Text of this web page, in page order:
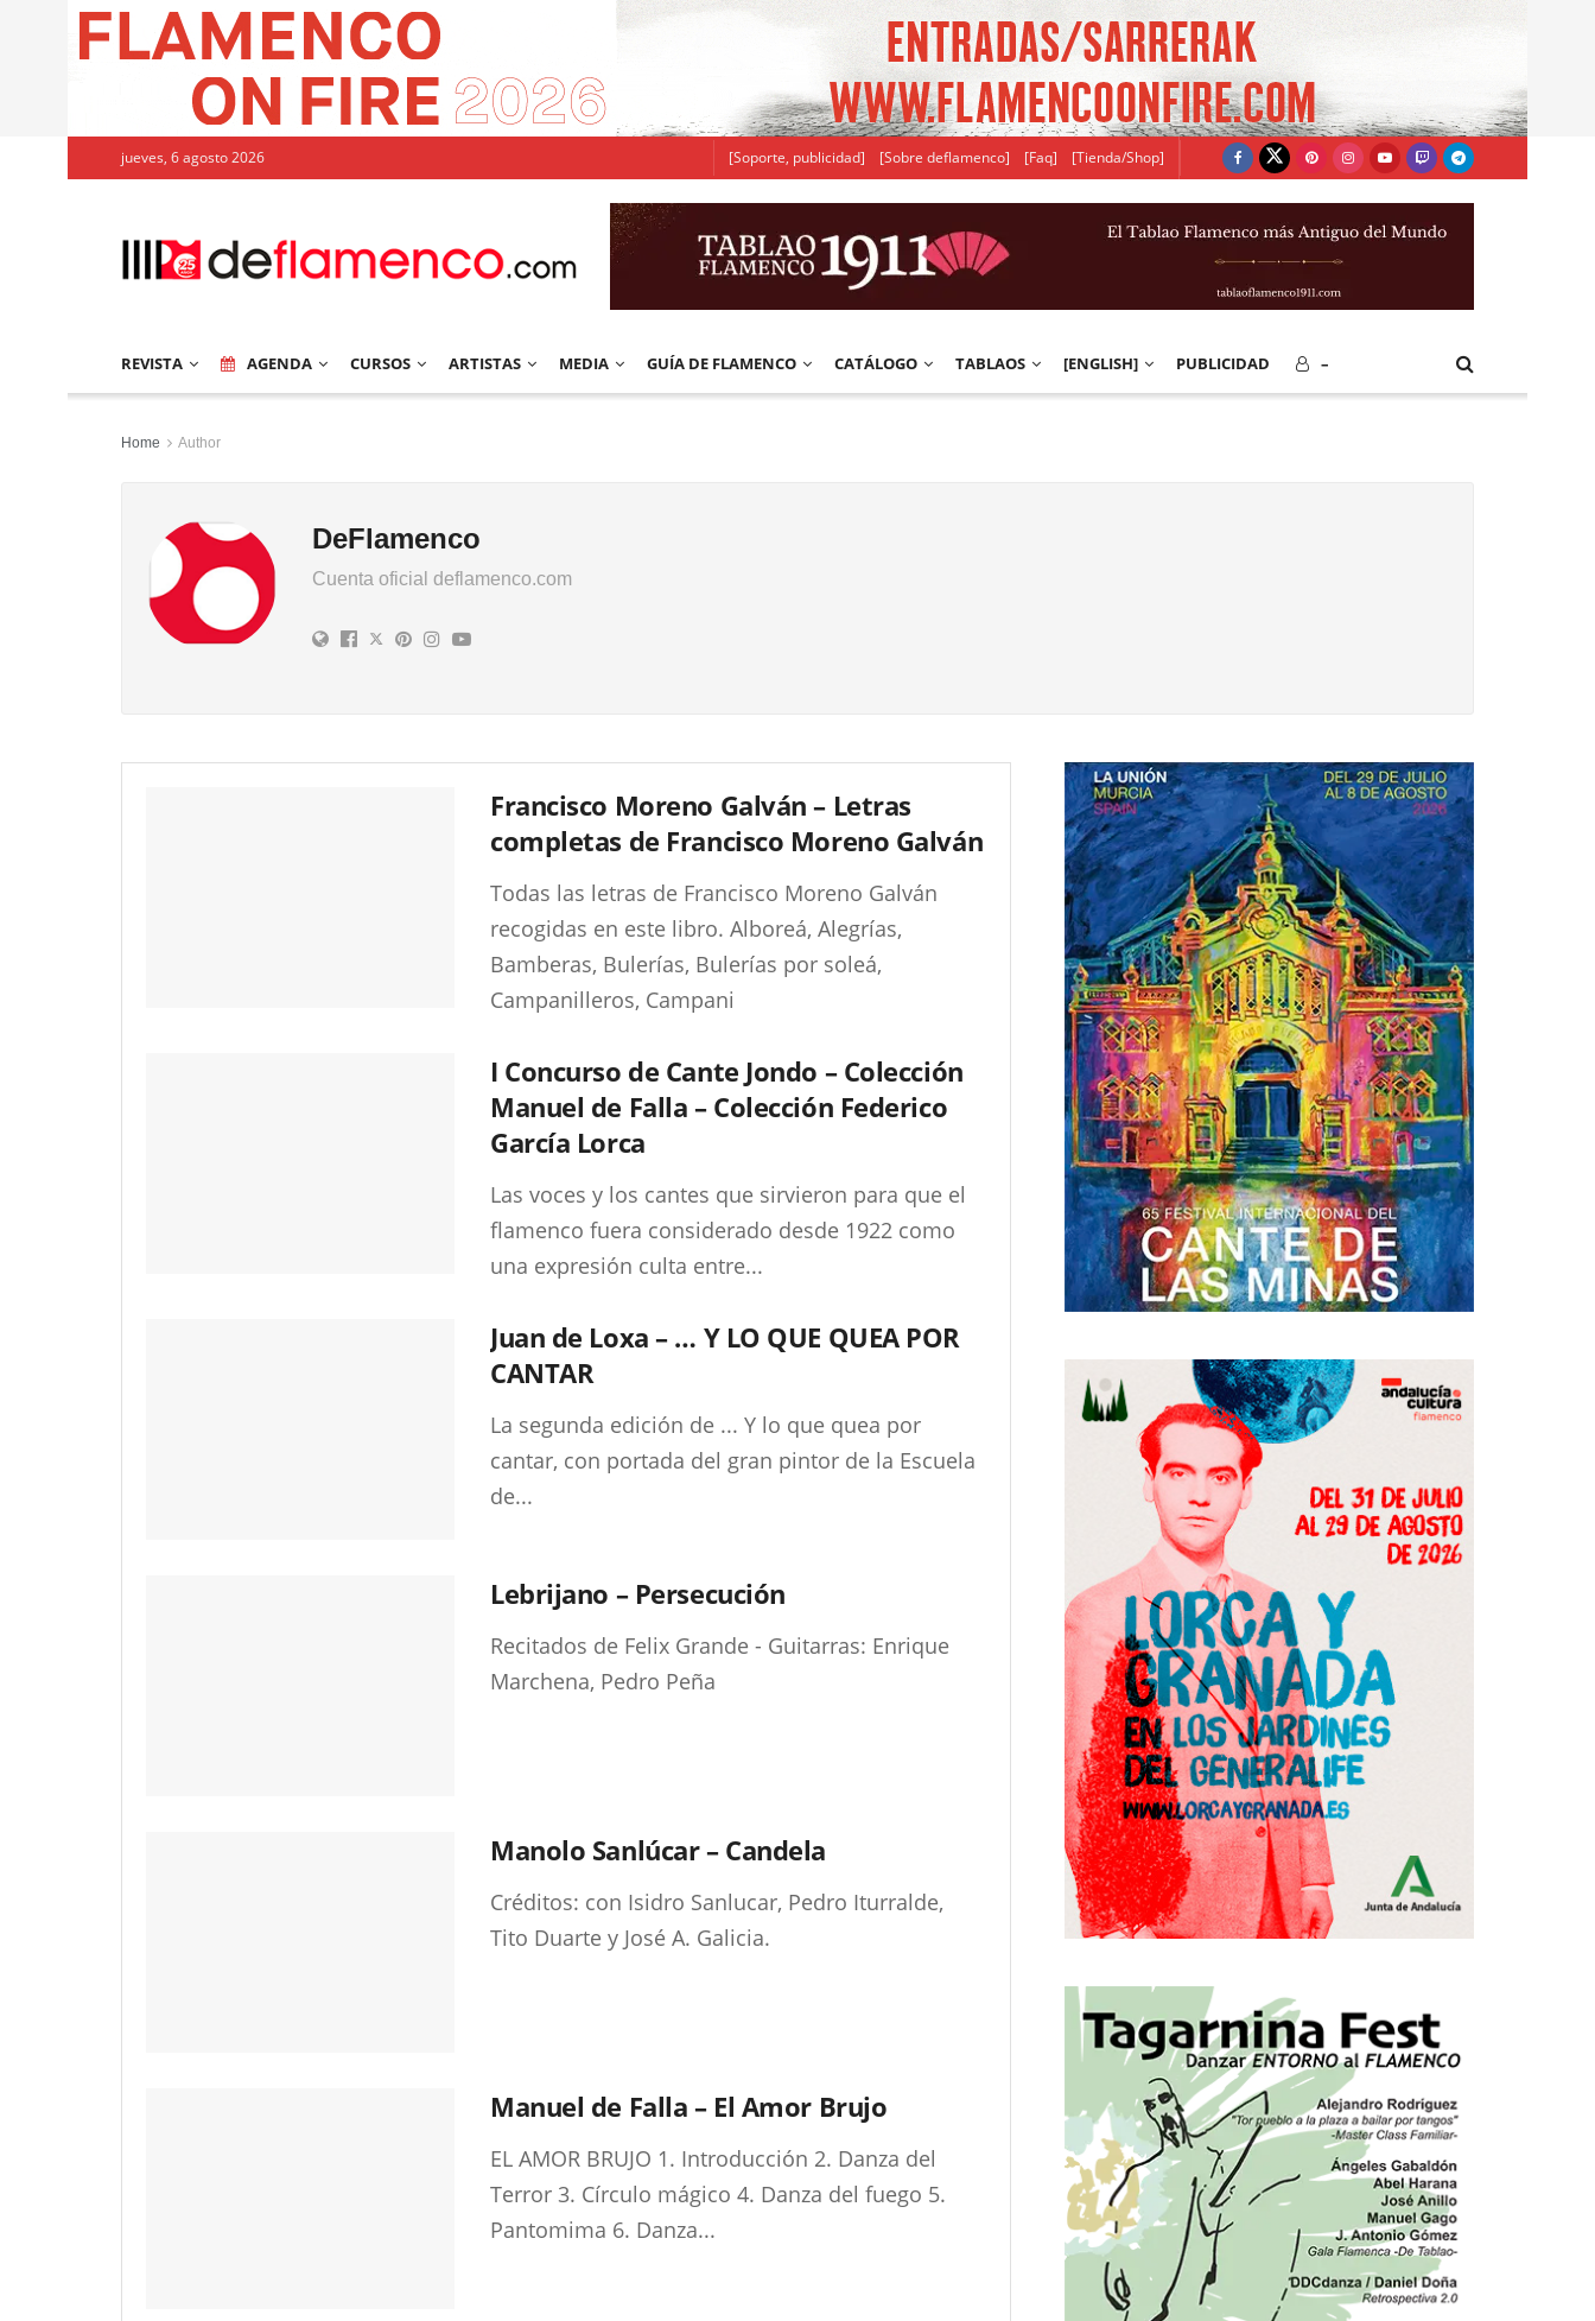
jueves, 6 agosto 2026 [Soporte, publicidad] [Sobre deflamenco] [Faq] [Tienda/Shop]
REVISTA AGENDA CURSOS ARTISTAS MEDIA GUÍA DE FLAMENCO CATÁLOGO TABLAOS [ENGLISH] PUBLICIDAD –
Home Author
DeFlamenco
Cuenta oficial deflamenco.com
Francisco Moreno Galván – Letras
completas de Francisco Moreno Galván
Todas las letras de Francisco Moreno Galván
recogidas en este libro. Alboreá, Alegrías,
Bamberas, Bulerías, Bulerías por soleá,
Campanilleros, Campani
I Concurso de Cante Jondo – Colección
Manuel de Falla – Colección Federico
García Lorca
Las voces y los cantes que sirvieron para que el
flamenco fuera considerado desde 1922 como
una expresión culta entre...
Juan de Loxa – … Y LO QUE QUEA POR
CANTAR
La segunda edición de ... Y lo que quea por
cantar, con portada del gran pintor de la Escuela
de...
Lebrijano – Persecución
Recitados de Felix Grande - Guitarras: Enrique
Marchena, Pedro Peña
Manolo Sanlúcar – Candela
Créditos: con Isidro Sanlucar, Pedro Iturralde,
Tito Duarte y José A. Galicia.
Manuel de Falla – El Amor Brujo
EL AMOR BRUJO 1. Introducción 2. Danza del
Terror 3. Círculo mágico 4. Danza del fuego 5.
Pantomima 6. Danza...